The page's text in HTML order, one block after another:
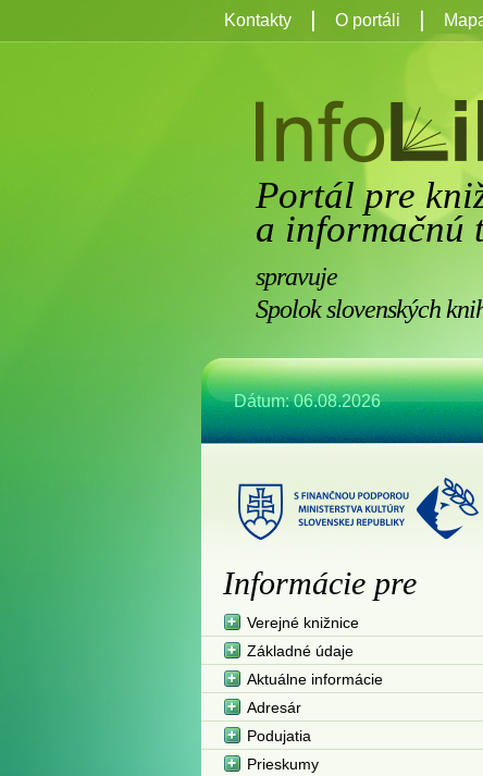
Portál pre
a informačnú
spravuje
Spolok slovenských
Dátum: 06.08.2026
Kontakty O portáli
Informácie pre
Verejné knižnice
Základné údaje
Aktuálne informácie
Adresár
Podujatia
Prieskumy